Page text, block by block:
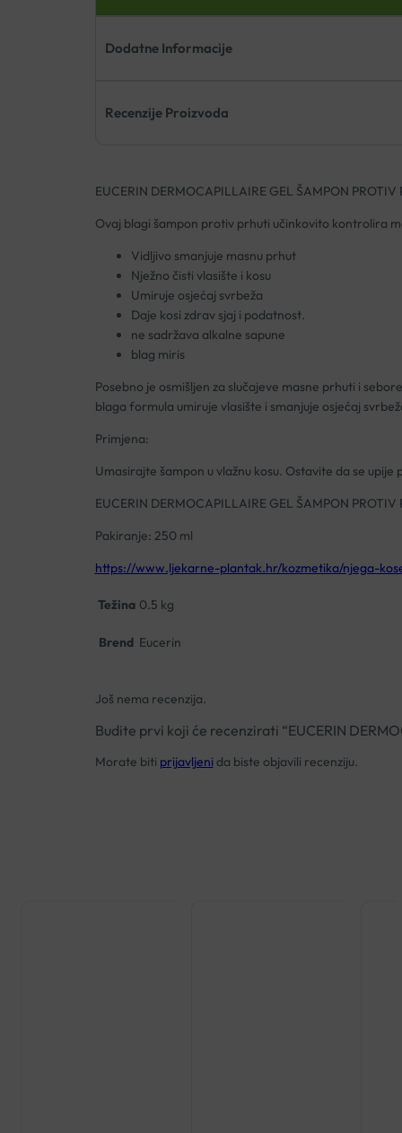
Dodatne Informacije
Recenzije Proizvoda
EUCERIN DERMOCAPILLAIRE GEL ŠAMPON PROTIV
Ovaj blagi šampon protiv prhuti učinkovito kontrolira
Vidljivo smanjuje masnu prhut
Nježno čisti vlasište i kosu
Umiruje osjećaj svrbeža
Daje kosi zdrav sjaj i podatnost.
ne sadržava alkalne sapune
blag miris
Posebno je osmišljen za slučajeve masne prhuti i
blaga formula umiruje vlasište i smanjuje osjećaj
Primjena:
Umasirajte šampon u vlažnu kosu. Ostavite da se
EUCERIN DERMOCAPILLAIRE GEL ŠAMPON PROTIV
Pakiranje: 250 ml
https://www.ljekarne-plantak.hr/kozmetika/njega-
Težina 0.5 kg
Brend Eucerin
Još nema recenzija.
Budite prvi koji će recenzirati “EUCERIN
Morate biti prijavljeni da biste objavili recenziju.